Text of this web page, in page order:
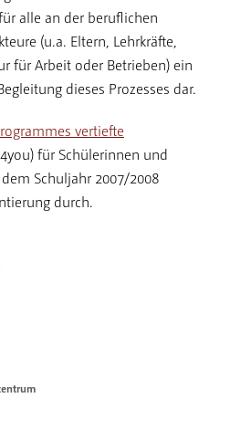
alle an der beruflichen
(u.a. Eltern, Lehrkräfte,
für Arbeit oder Betrieben) ein
dieses Prozesses dar.
vertiefte
4you) für Schülerinnen und
Schuljahr 2007/2008
durch.